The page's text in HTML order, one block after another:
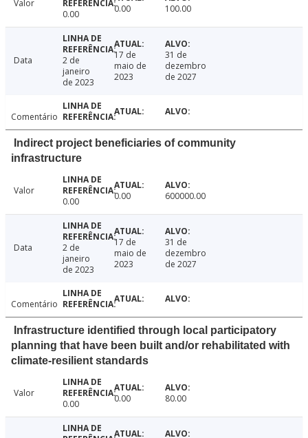
Valor
0.00
0.00 100.00
Data
2 de
janeiro
de 2023
17 de
maio de
2023
31 de
dezembro
de 2027
Comentário
Indirect project beneficiaries of community
infrastructure
Valor
0.00
0.00 600000.00
Data
2 de
janeiro
de 2023
17 de
maio de
2023
31 de
dezembro
de 2027
Comentário
Infrastructure identified through local participatory
planning that have been built and/or rehabilitated with
climate-resilient standards
Valor
0.00
0.00 80.00